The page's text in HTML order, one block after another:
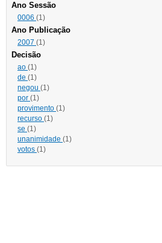
Ano Sessão
0006 (1)
Ano Publicação
2007 (1)
Decisão
ao (1)
de (1)
negou (1)
por (1)
provimento (1)
recurso (1)
se (1)
unanimidade (1)
votos (1)